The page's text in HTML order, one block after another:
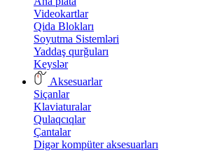
Videokartlar
Qida Blokları
Soyutma Sistemləri
Yaddaş qurğuları
Keyslər
Aksesuarlar
Siçanlar
Klaviaturalar
Qulaqcıqlar
Çantalar
Digər kompüter aksesuarları